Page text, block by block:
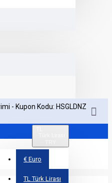
- Kupon Kodu: HSGLDNZ
€ Euro
TL Türk Lirası